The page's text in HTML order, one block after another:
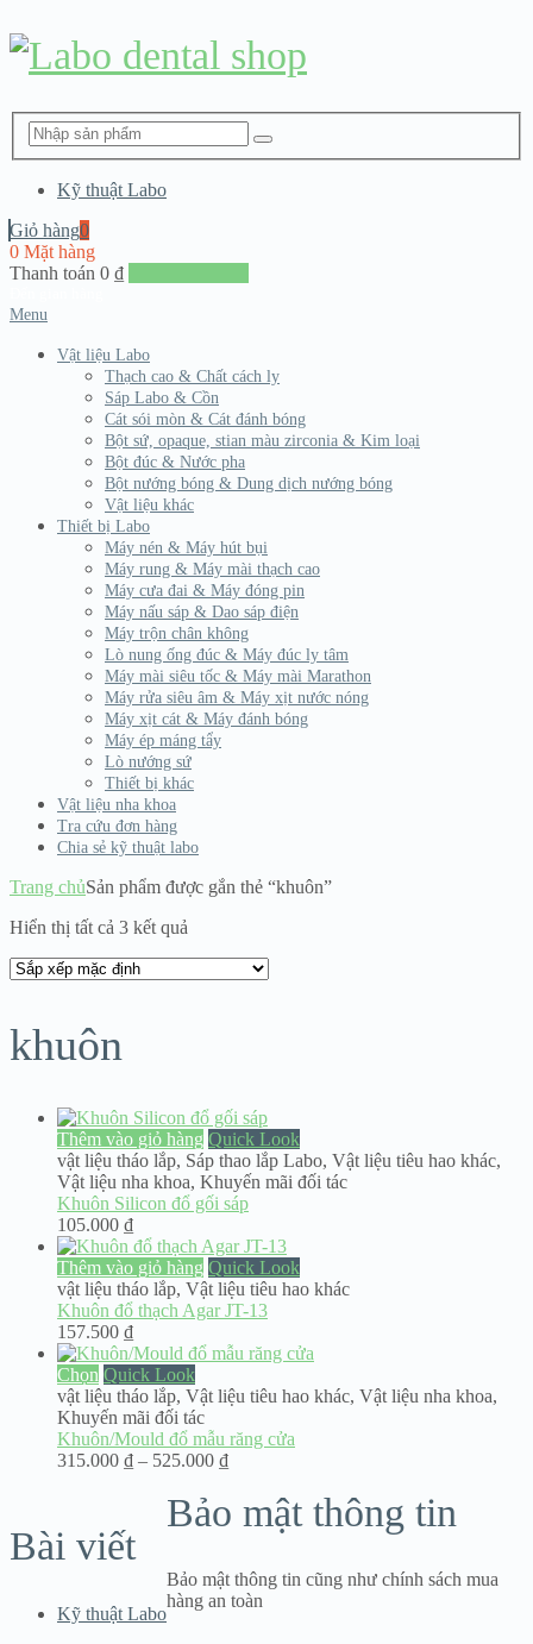
Kỹ thuật Labo
Giỏ hàng0
0 Mặt hàng
Thanh toán 0 ₫
Menu
Vật liệu Labo
Thạch cao & Chất cách ly
Sáp Labo & Cồn
Cát sói mòn & Cát đánh bóng
Bột sứ, opaque, stian màu zirconia & Kim loại
Bột đúc & Nước pha
Bột nướng bóng & Dung dịch nướng bóng
Vật liệu khác
Thiết bị Labo
Máy nén & Máy hút bụi
Máy rung & Máy mài thạch cao
Máy cưa đai & Máy đóng pin
Máy nấu sáp & Dao sáp điện
Máy trộn chân không
Lò nung ống đúc & Máy đúc ly tâm
Máy mài siêu tốc & Máy mài Marathon
Máy rửa siêu âm & Máy xịt nước nóng
Máy xịt cát & Máy đánh bóng
Máy ép máng tẩy
Lò nướng sứ
Thiết bị khác
Vật liệu nha khoa
Tra cứu đơn hàng
Chia sẻ kỹ thuật labo
Trang chủSản phẩm được gắn thẻ “khuôn”
Hiển thị tất cả 3 kết quả
khuôn
Thêm vào giỏ hàng Quick Look
vật liệu tháo lắp, Sáp thao lắp Labo, Vật liệu tiêu hao khác,
Vật liệu nha khoa, Khuyến mãi đối tác
Khuôn Silicon đổ gối sáp
105.000 ₫
Thêm vào giỏ hàng Quick Look
vật liệu tháo lắp, Vật liệu tiêu hao khác
Khuôn đổ thạch Agar JT-13
157.500 ₫
Chọn Quick Look
vật liệu tháo lắp, Vật liệu tiêu hao khác, Vật liệu nha khoa,
Khuyến mãi đối tác
Khuôn/Mould đổ mẫu răng cửa
315.000 ₫ – 525.000 ₫Khoảng
315.000 ₫
Bài viết
Kỹ thuật Labo
Bảo mật thông tin
Bảo mật thông tin cũng như chính sách mua
hàng an toàn